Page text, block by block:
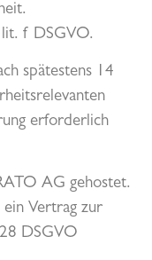
f DSGVO.
spätestens 14
erforderlich
AG gehostet.
Vertrag zur
DSGVO